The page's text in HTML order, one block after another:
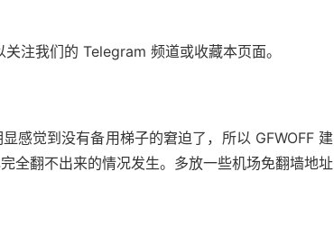
注我们的 Telegram 频道或收藏本页面。
感觉到没有备用梯子的窘迫了，所以 GFWOFF 建
全翻不出来的情况发生。多放一些机场免翻墙地址